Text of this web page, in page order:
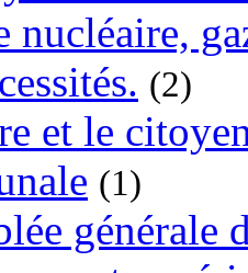
nucléaire,
(2)
et le
(1)
générale